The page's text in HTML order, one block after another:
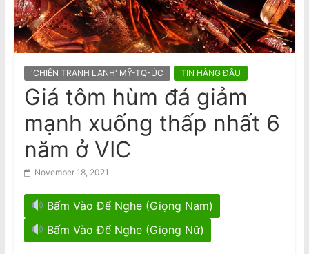
a
m
s
e
N
w
s
p
a
p
Minogue
Việt Nam bị cáo buộc tái diễn chiến
dịch đàn áp giới cầm bút sau vụ bắt
giữ tác giả
'CHIẾN TRANH LẠNH' MỸ-TQ-ÚC TIN HÀNG ĐẦU
Giá tôm hùm đá giảm
mạnh xuống thấp nhất 6
năm ở VIC
November 18, 2021
Bấm Vào Để Nghe (Giọng Nam)
Bấm Vào Để Nghe (Giọng Nữ)